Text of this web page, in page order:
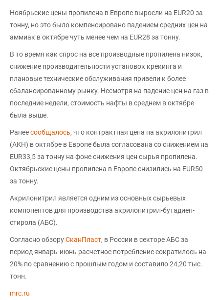
Ноябрьские цены пропилена в Европе выросли на EUR20 за
тонну, но это было компенсировано падением средних цен на
аммиак в октябре чуть менее чем на EUR28 за тонну.
В то время как спрос на все производные пропилена низок,
снижение производительности установок крекинга и
плановые технические обслуживания привели к более
сбалансированному рынку. Несмотря на падение цен на газ в
последние недели, стоимость нафты в среднем в октябре
была выше.
Ранеесообщалось, что контрактная цена на акрилонитрил
(AКН) в октябре в Европе была согласована со снижением на
EUR33,5 за тонну на фоне снижения цен сырья пропилена.
Октябрьские цены пропилена в Европе снизились на EUR50
за тонну.
Акрилонитрил является одним из основных сырьевых
компонентов для производства акрилонитрил-бутадиен-
стирола (АБС).
Согласно обзоруСканПласт, в России в секторе АБС за
период январь-июнь расчетное потребление сократилось на
20% по сравнению с прошлым годом и составило 24,20 тыс.
тонн.
mrc.ru